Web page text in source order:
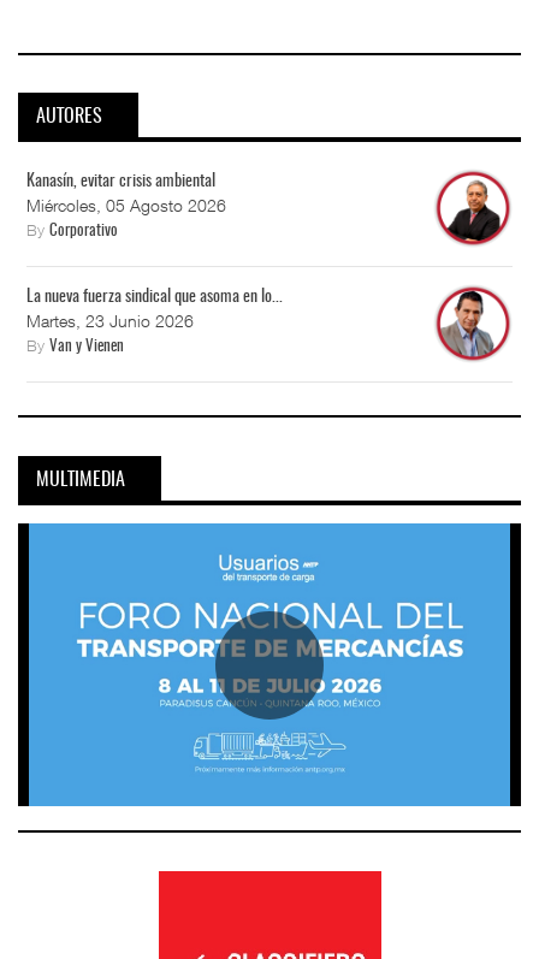
AUTORES
Kanasín, evitar crisis ambiental
Miércoles, 05 Agosto 2026
By Corporativo
La nueva fuerza sindical que asoma en lo...
Martes, 23 Junio 2026
By Van y Vienen
MULTIMEDIA